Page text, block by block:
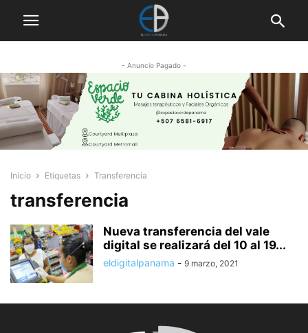
- Anuncio Pagado -
Inicio Etiquetas Transferencia
transferencia
Nueva transferencia del vale
digital se realizará del 10 al 19...
eldigitalpanama - 9 marzo, 2021